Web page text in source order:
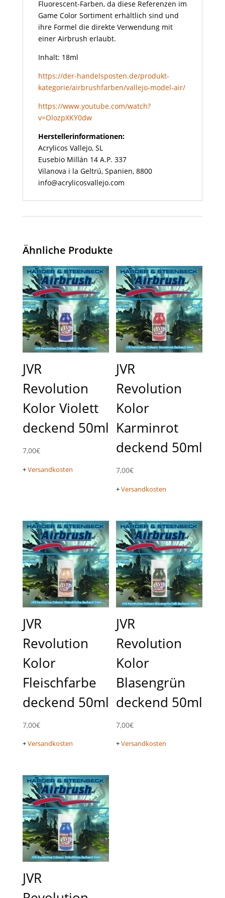
Fluorescent-Farben, da diese Referenzen im
Game Color Sortiment erhältlich sind und
ihre Formel die direkte Verwendung mit
einer Airbrush erlaubt.
Inhalt: 18ml
https://der-handelsposten.de/produkt-
kategorie/airbrushfarben/vallejo-model-air/
https://www.youtube.com/watch?
v=OlozpXKY0dw
Herstellerinformationen:
Acrylicos Vallejo, SL
Eusebio Millán 14 A.P. 337
Vilanova i la Geltrú, Spanien, 8800
info@acrylicosvallejo.com
Ähnliche Produkte
JVR
Revolution
Kolor Violett
deckend 50ml
7,00€
+Versandkosten
JVR
Revolution
Kolor
Karminrot
deckend 50ml
7,00€
+Versandkosten
JVR
Revolution
Kolor
Fleischfarbe
deckend 50ml
7,00€
+Versandkosten
JVR
Revolution
Kolor
Blasengrün
deckend 50ml
7,00€
+Versandkosten
JVR